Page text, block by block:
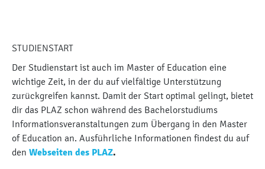
STUDIENSTART
Der Studienstart ist auch im Master of Education eine
wichtige Zeit, in der du auf vielfältige Unterstützung
zurückgreifen kannst. Damit der Start optimal gelingt, bietet
dir das PLAZ schon während des Bachelorstudiums
Informationsveranstaltungen zum Übergang in den Master
of Education an. Ausführliche Informationen findest du auf
den Webseiten des PLAZ.